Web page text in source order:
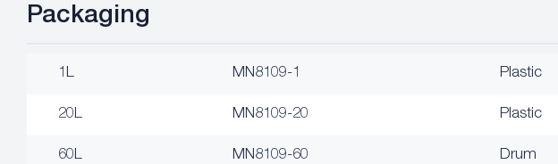
Packaging
1L MN8109-1 Plastic
20L MN8109-20 Plastic
60L MN8109-60 Drum